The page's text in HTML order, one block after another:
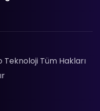
Tüm Hakları